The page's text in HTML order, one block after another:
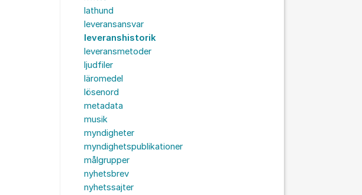
lathund
leveransansvar
leveranshistorik
leveransmetoder
ljudfiler
läromedel
lösenord
metadata
musik
myndigheter
myndighetspublikationer
målgrupper
nyhetsbrev
nyhetssajter